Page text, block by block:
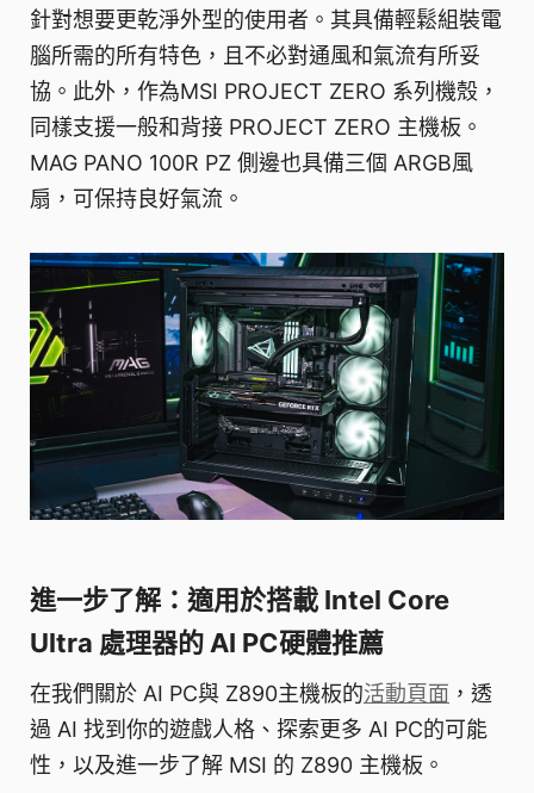
針對想要更乾淨外型的使用者。其具備輕鬆組裝電
腦所需的所有特色，且不必對通風和氣流有所妥
協。此外，作為MSI PROJECT ZERO 系列機殼，
同樣支援一般和背接 PROJECT ZERO 主機板。
MAG PANO 100R PZ 側邊也具備三個 ARGB風
扇，可保持良好氣流。
進一步了解：適用於搭載 Intel Core
Ultra 處理器的 AI PC硬體推薦
在我們關於 AI PC與 Z890主機板的活動頁面 ，透
過 AI 找到你的遊戲人格、探索更多 AI PC的可能
性，以及進一步了解 MSI 的 Z890 主機板。